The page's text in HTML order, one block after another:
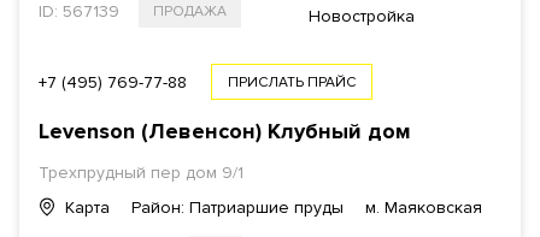
ID: 567139 ПРОДАЖА Новостройка
+7 (495) 769-77-88 ПРИСЛАТЬ ПРАЙС
Levenson (Левенсон) Клубный дом
Трехпрудный пер дом 9/1
Карта
Район: Патриаршие пруды м. Маяковская